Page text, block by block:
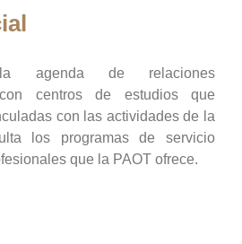
agenda de relaciones
con centros de estudios que
con las actividades de la
los programas de servicio
que la PAOT ofrece.